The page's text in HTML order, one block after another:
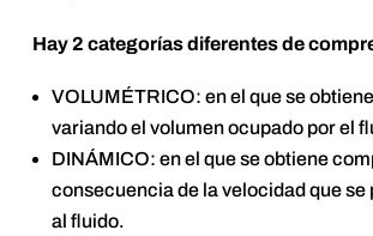
Hay 2 categorías diferentes de
VOLUMÉTRICO: en el que se
variando el volumen ocupado por el
DINÁMICO: en el que se obtiene
consecuencia de la velocidad que se
al fluido.